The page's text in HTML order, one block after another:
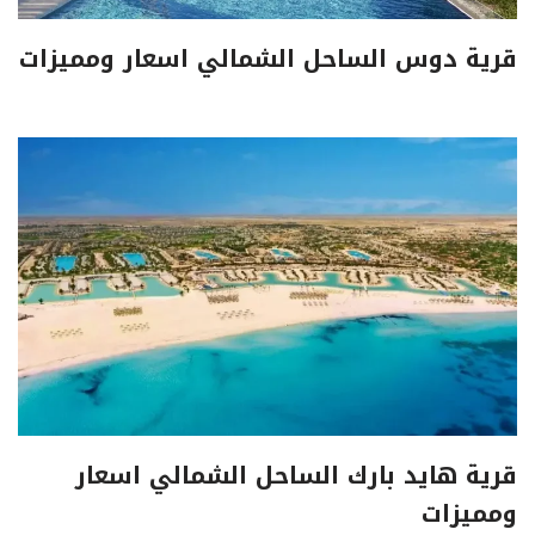
قرية دوس الساحل الشمالي اسعار ومميزات
قرية هايد بارك الساحل الشمالي اسعار
ومميزات